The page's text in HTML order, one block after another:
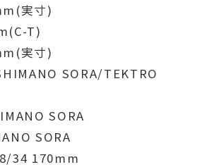
実寸)
T)
実寸)
SORA/TEKTRO
SORA
SORA
34 170mm